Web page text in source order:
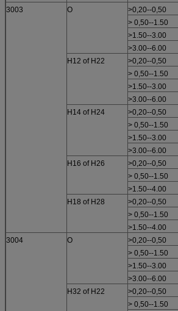
3003
O >0,20--0,50
> 0,50--1.50
>1.50--3.00
>3.00--6.00
H12 of H22
>0,20--0,50
> 0,50--1.50
>1.50--3.00
>3.00--6.00
H14 of H24
>0,20--0,50
> 0,50--1.50
>1.50--3.00
>3.00--6.00
H16 of H26
>0,20--0,50
> 0,50--1.50
>1.50--4.00
H18 of H28
>0,20--0,50
> 0,50--1.50
>1.50--4.00
3004
O >0,20--0,50
> 0,50--1.50
>1.50--3.00
>3.00--6.00
H32 of H22
>0,20--0,50
> 0,50--1.50